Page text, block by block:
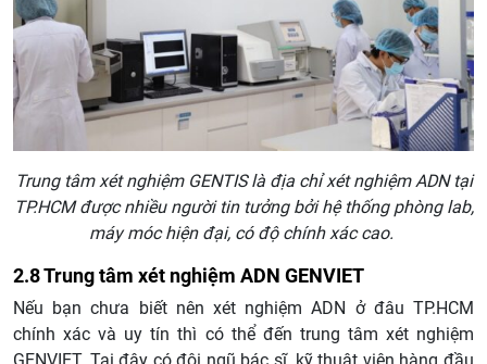
Trung tâm xét nghiệm GENTIS là địa chỉ xét nghiệm ADN tại
TP.HCM được nhiều người tin tưởng bởi hệ thống phòng lab,
máy móc hiện đại, có độ chính xác cao.
2.8 Trung tâm xét nghiệm ADN GENVIET
Nếu bạn chưa biết nên xét nghiệm ADN ở đâu TP.HCM
chính xác và uy tín thì có thể đến trung tâm xét nghiệm